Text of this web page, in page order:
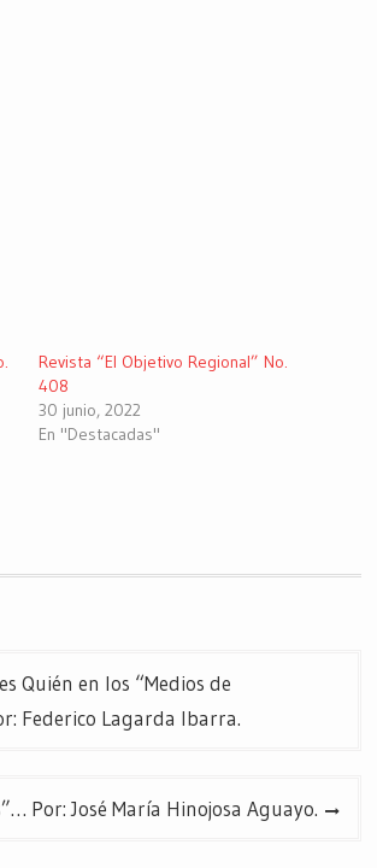
Revista “El Objetivo Regional” No.
408
30 junio, 2022
En "Destacadas"
Quién en los “Medios de
Federico Lagarda Ibarra.
Por: José María Hinojosa Aguayo.